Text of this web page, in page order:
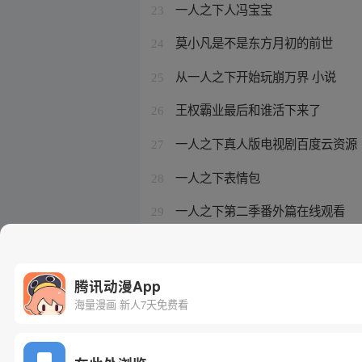
23 一人之下人冯宝宝
24 莫小凡是不是东方月初的前世
25 从一人之下开始玩崩万界 小说
26 王权霸业最后和谁活下来了
27 一人之下真人版电视剧百度云资源
28 一人之下表情包
29 一人之下第二季番外篇在线观看
腾讯动漫App
海量漫画 新人7天免费看